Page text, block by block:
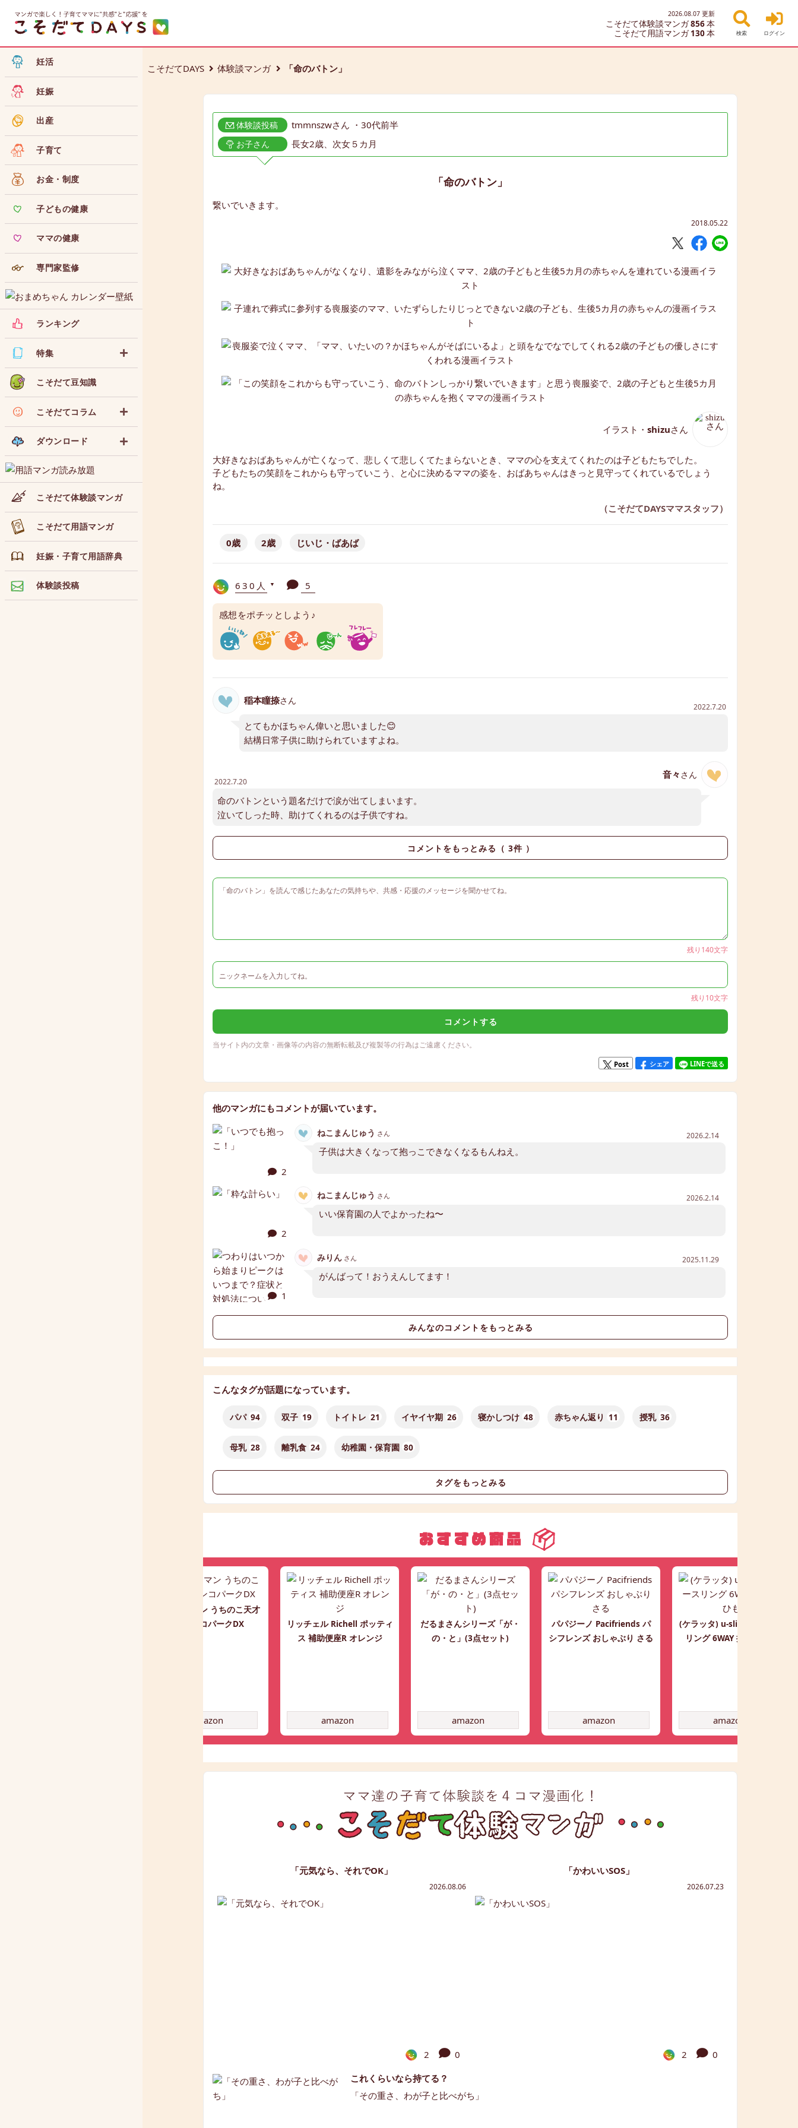
2026.08.07 更新
こそだて体験談マンガ856本
こそだて用語マンガ 130本 検索 ログイン
妊活
妊娠
出産
子育て
お金・制度
子どもの健康
ママの健康
専門家監修
ランキング
特集
こそだて豆知識
こそだてコラム
ダウンロード
こそだて体験談マンガ
こそだて用語マンガ
妊娠・子育て用語辞典
体験談投稿
こそだてDAYS 体験談マンガ 「命のバトン」
体験談投稿 tmmnszwさん ・30代前半
お子さん 長女2歳、次女５カ月
「命のバトン」
繋いでいきます。
2018.05.22
イラスト・ shizuさん
大好きなおばあちゃんが亡くなって、悲しくて悲しくてたまらないとき、ママの心を支えてくれたのは子どもたちでした。
子どもたちの笑顔をこれからも守っていこう、と心に決めるママの姿を、おばあちゃんはきっと見守ってくれているでしょう
ね。
（こそだてDAYSママスタッフ）
0歳 2歳 じいじ・ばあば
630人 ▼ 5
感想をポチッとしよう♪
稲本瞳捺さん
2022.7.20
とてもかほちゃん偉いと思いました😊
結構日常子供に助けられていますよね。
音々さん
2022.7.20
命のバトンという題名だけで涙が出てしまいます。
泣いてしった時、助けてくれるのは子供ですね。
コメントをもっとみる（ 3件 ）
残り140文字
残り10文字
コメントする
当サイト内の文章・画像等の内容の無断転載及び複製等の行為はご遠慮ください。
Post シェア LINEで送る
他のマンガにもコメントが届いています。
2
ねこまんじゅう さん 2026.2.14
子供は大きくなって抱っこできなくなるもんねえ。
2
ねこまんじゅう さん 2026.2.14
いい保育園の人でよかったね〜
1
みりんさん 2025.11.29
がんばって！おうえんしてます！
みんなのコメントをもっとみる
こんなタグが話題になっています。
パパ 94 双子 19 トイトレ 21 イヤイヤ期 26 寝かしつけ 48 赤ちゃん返り 11 授乳 36
母乳 28 離乳食 24 幼稚園・保育園 80
タグをもっとみる
アンパンマン うちのこ天才
ブランコパークDX
amazon
リッチェル Richell ポッティ
ス 補助便座R オレンジ
amazon
だるまさんシリーズ「が・
の・と」(3点セット)
amazon
パパジーノ Pacifriends パ
シフレンズ おしゃぶり さる
amazon
(ケラッタ) u-sling ベビース
リング 6WAY 抱っこひも
amazon
「元気なら、それでOK」
2026.08.06
2 0
「かわいいSOS」
2026.07.23
2
0
これくらいなら持てる？
「その重さ、わが子と比べがち」